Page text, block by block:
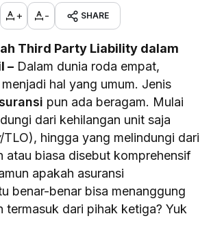
+ - SHARE
Third Party Liability dalam
– Dalam dunia roda empat,
hal yang umum. Jenis
pun ada beragam. Mulai
dari kehilangan unit saja
/TLO), hingga yang melindungi dari
atau biasa disebut komprehensif
apakah asuransi
benar-benar bisa menanggung
termasuk dari pihak ketiga? Yuk